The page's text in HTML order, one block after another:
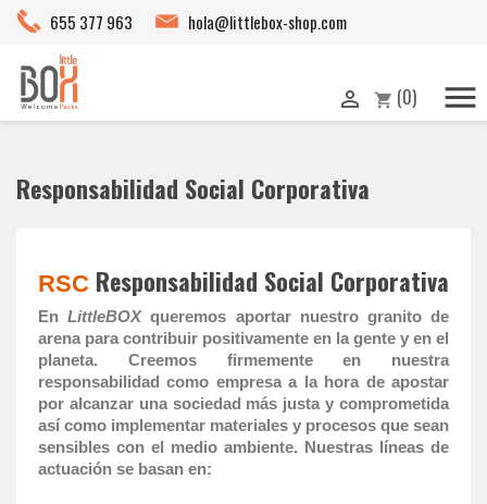
655 377 963 hola@littlebox-shop.com
 shopping_cart (0) 
Responsabilidad Social Corporativa
RSC Responsabilidad Social Corporativa
EnLittleBOXqueremos aportar nuestro granito de
arena para contribuir positivamente en la gente y en el
planeta. Creemos firmemente en nuestra
responsabilidad como empresa a la hora de apostar
por alcanzar una sociedad más justa y comprometida
así como implementar materiales y procesos que sean
sensibles con el medio ambiente. Nuestras líneas de
actuación se basan en: